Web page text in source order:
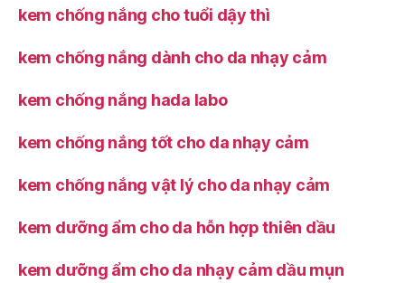
kem chống nắng cho tuổi dậy thì
kem chống nắng dành cho da nhạy cảm
kem chống nắng hada labo
kem chống nắng tốt cho da nhạy cảm
kem chống nắng vật lý cho da nhạy cảm
kem dưỡng ẩm cho da hỗn hợp thiên dầu
kem dưỡng ẩm cho da nhạy cảm dầu mụn